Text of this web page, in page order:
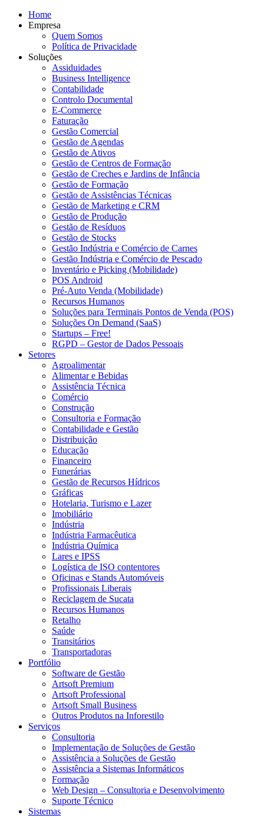
Home
Empresa
Quem Somos
Política de Privacidade
Soluções
Assiduidades
Business Intelligence
Contabilidade
Controlo Documental
E-Commerce
Faturação
Gestão Comercial
Gestão de Agendas
Gestão de Ativos
Gestão de Centros de Formação
Gestão de Creches e Jardins de Infância
Gestão de Formação
Gestão de Assistências Técnicas
Gestão de Marketing e CRM
Gestão de Produção
Gestão de Resíduos
Gestão de Stocks
Gestão Indústria e Comércio de Carnes
Gestão Indústria e Comércio de Pescado
Inventário e Picking (Mobilidade)
POS Android
Pré-Auto Venda (Mobilidade)
Recursos Humanos
Soluções para Terminais Pontos de Venda (POS)
Soluções On Demand (SaaS)
Startups – Free!
RGPD – Gestor de Dados Pessoais
Setores
Agroalimentar
Alimentar e Bebidas
Assistência Técnica
Comércio
Construção
Consultoria e Formação
Contabilidade e Gestão
Distribuição
Educação
Financeiro
Funerárias
Gestão de Recursos Hídricos
Gráficas
Hotelaria, Turismo e Lazer
Imobiliário
Indústria
Indústria Farmacêutica
Indústria Química
Lares e IPSS
Logística de ISO contentores
Oficinas e Stands Automóveis
Profissionais Liberais
Reciclagem de Sucata
Recursos Humanos
Retalho
Saúde
Transitários
Transportadoras
Portfólio
Software de Gestão
Artsoft Premium
Artsoft Professional
Artsoft Small Business
Outros Produtos na Inforestilo
Serviços
Consultoria
Implementação de Soluções de Gestão
Assistência a Soluções de Gestão
Assistência a Sistemas Informáticos
Formação
Web Design – Consultoria e Desenvolvimento
Suporte Técnico
Sistemas